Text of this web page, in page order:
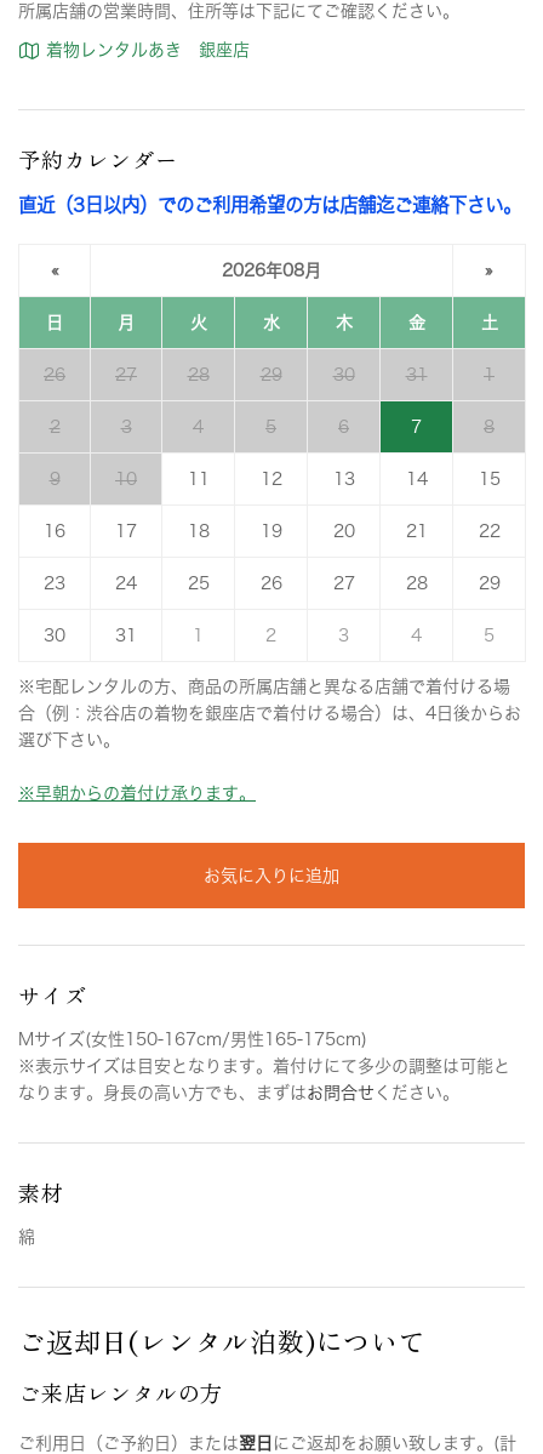
所属店舗の営業時間、住所等は下記にてご確認ください。
着物レンタルあき 銀座店
予約カレンダー
直近（3日以内）でのご利用希望の方は店舗迄ご連絡下さい。
« 2026年08月 »
日 月 火 水 木 金 土
26 27 28 29 30 31 1
2 3 4 5 6 7 8
9 10 12 13 14 15
16 17 18 19 20 21 22
23 24 25 26 27 28 29
30 31 2 3 4 5
※宅配レンタルの方、商品の所属店舗と異なる店舗で着付ける場
合（例：渋谷店の着物を銀座店で着付ける場合）は、4日後からお
選び下さい。
※早朝からの着付け承ります。
お気に入りに追加
サイズ
Mサイズ(女性150-167cm/男性165-175cm)
※表示サイズは目安となります。着付けにて多少の調整は可能と
なります。身長の高い方でも、まずはお問合せ ください。
素材
綿
ご返却日(レンタル泊数)について
ご来店レンタルの方
ご利用日（ご予約日）または翌日 にご返却をお願い致します。(計